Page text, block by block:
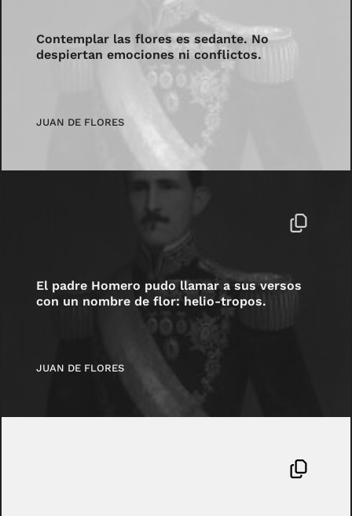
Contemplar las flores es sedante. No
despiertan emociones ni conflictos.
JUAN DE FLORES
El padre Homero pudo llamar a sus versos
con un nombre de flor: helio-tropos.
JUAN DE FLORES